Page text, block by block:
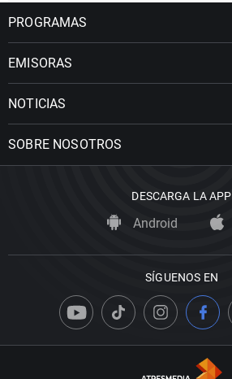
PROGRAMAS
EMISORAS
NOTICIAS
SOBRE NOSOTROS
DESCARGA LA APP
Android
SÍGUENOS EN